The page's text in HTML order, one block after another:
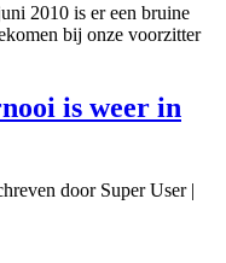
2010 is er een bruine
bij onze voorzitter
is weer in
door Super User|